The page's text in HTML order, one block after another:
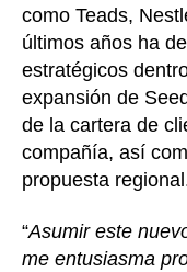
como Teads,
últimos años ha
estratégicos
expansión de
de la cartera de
compañía, así
propuesta
“Asumir este
me entusiasma